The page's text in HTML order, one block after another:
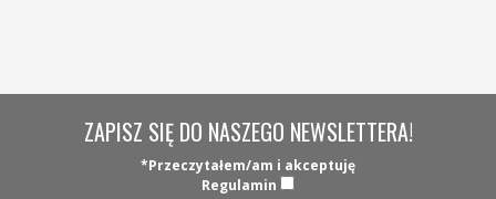
ZAPISZ SIĘ DO NASZEGO NEWSLETTERA!
*Przeczytałem/am i akceptuję
Regulamin